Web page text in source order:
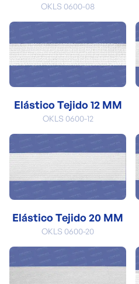
OKLS 0600-08
Elástico Tejido 12 MM
OKLS 0600-12
Elástico Tejido 20 MM
OKLS 0600-20